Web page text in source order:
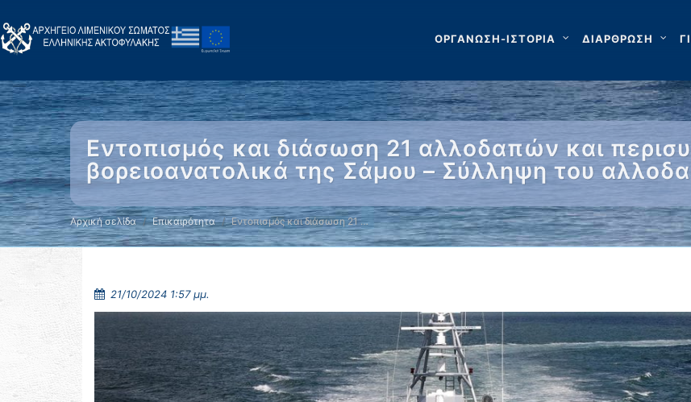
ΟΡΓΑΝΩΣΗ-ΙΣΤΟΡΙΑ ΔΙΑΡΘΡΩΣΗ
Εντοπισμός και διάσωση 21 αλλοδαπών και
βορειοανατολικά της Σάμου – Σύλληψη του
Αρχική σελίδα Επικαιρότητα Εντοπισμός και διάσωση 21 …
21/10/2024 1:57 μμ.